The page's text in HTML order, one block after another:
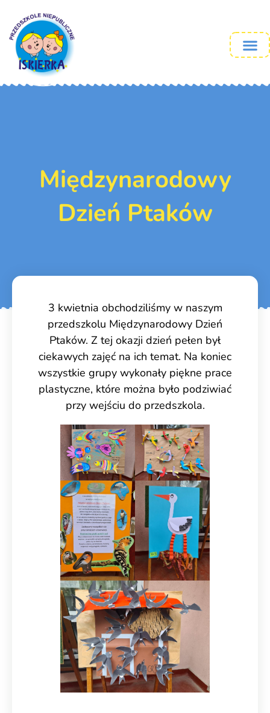
Międzynarodowy
Dzień Ptaków
3 kwietnia obchodziliśmy w naszym
przedszkolu Międzynarodowy Dzień
Ptaków. Z tej okazji dzień pełen był
ciekawych zajęć na ich temat. Na koniec
wszystkie grupy wykonały piękne prace
plastyczne, które można było podziwiać
przy wejściu do przedszkola.